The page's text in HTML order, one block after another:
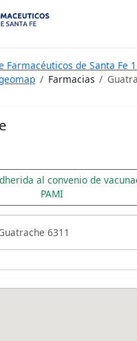
Farmacéuticos de Santa Fe
Farmacias
al convenio de
PAMI
6311